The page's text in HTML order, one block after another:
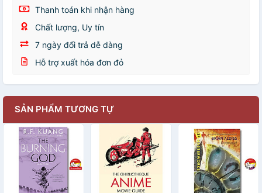
Thanh toán khi nhận hàng
Chất lượng, Uy tín
7 ngày đổi trả dễ dàng
Hỗ trợ xuất hóa đơn đỏ
SẢN PHẨM TƯƠNG TỰ